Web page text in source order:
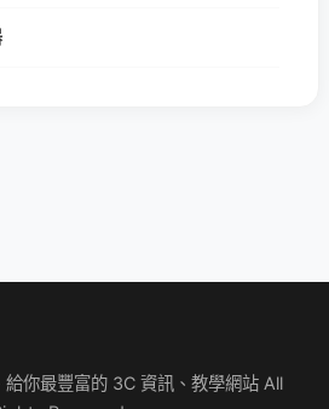
你最豐富的 3C 資訊、教學網站 All